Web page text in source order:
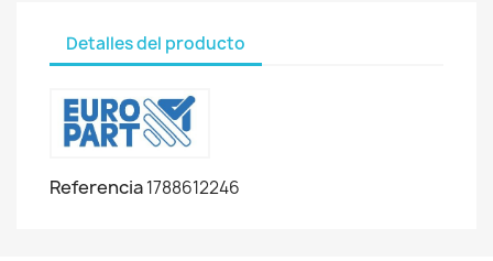
Detalles del producto
Referencia1788612246